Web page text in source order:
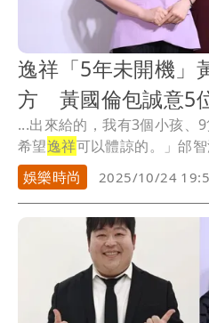
逸祥「5年未開機」
方 黃國倫包誠意5
...出來給的，我有3個小孩、
希望逸祥可以體諒的。」邰
好。」
娛樂時尚 2025/10/24